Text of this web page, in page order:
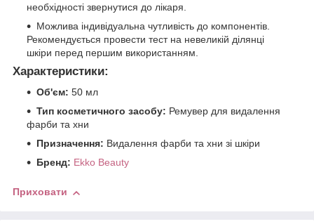
необхідності звернутися до лікаря.
Можлива індивідуальна чутливість до компонентів.
Рекомендується провести тест на невеликій ділянці
шкіри перед першим використанням.
Характеристики:
Об'єм: 50 мл
Тип косметичного засобу: Ремувер для видалення
фарби та хни
Призначення: Видалення фарби та хни зі шкіри
Бренд: Ekko Beauty
Приховати